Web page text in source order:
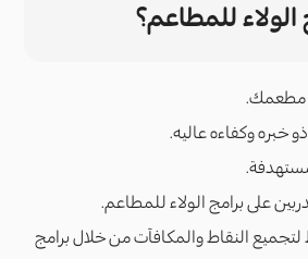
للمطاعم؟
مطعمك.
خبره وكفاءه عاليه.
على برامج الولاء للمطاعم.
النقاط والمكافآت من خلال برامج